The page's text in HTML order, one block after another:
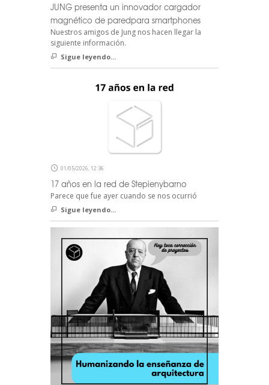
JUNG presenta un innovador cargador
magnético de paredpara smartphones
Nuestros amigos de Jung nos hacen llegar la
siguiente información.
Sigue leyendo...
01/05/2026, 12:36
17 años en la red de Stepienybarno
Parece que fue ayer cuando se nos ocurrió
Sigue leyendo...